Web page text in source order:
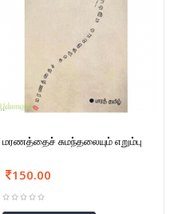
மரணத்தைச் சுமந்தலையும் எறும்பு
150.00